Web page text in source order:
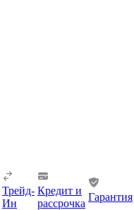
Трейд-
Ин
Кредит и
рассрочка
Гарантия